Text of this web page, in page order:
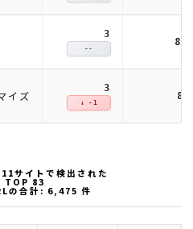
3
--
イズ
3
↓ -1
サイトで検出された
TOP 83
の合計: 6,475 件